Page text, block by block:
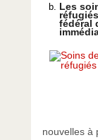
Les
fédéral
nouvelles à